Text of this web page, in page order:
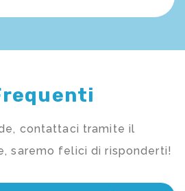
contattaci tramite il
saremo felici di risponderti!